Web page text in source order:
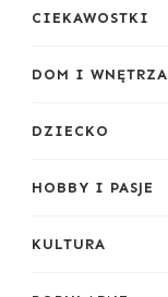
CIEKAWOSTKI
DOM I WNĘTRZA
DZIECKO
HOBBY I PASJE
KULTURA